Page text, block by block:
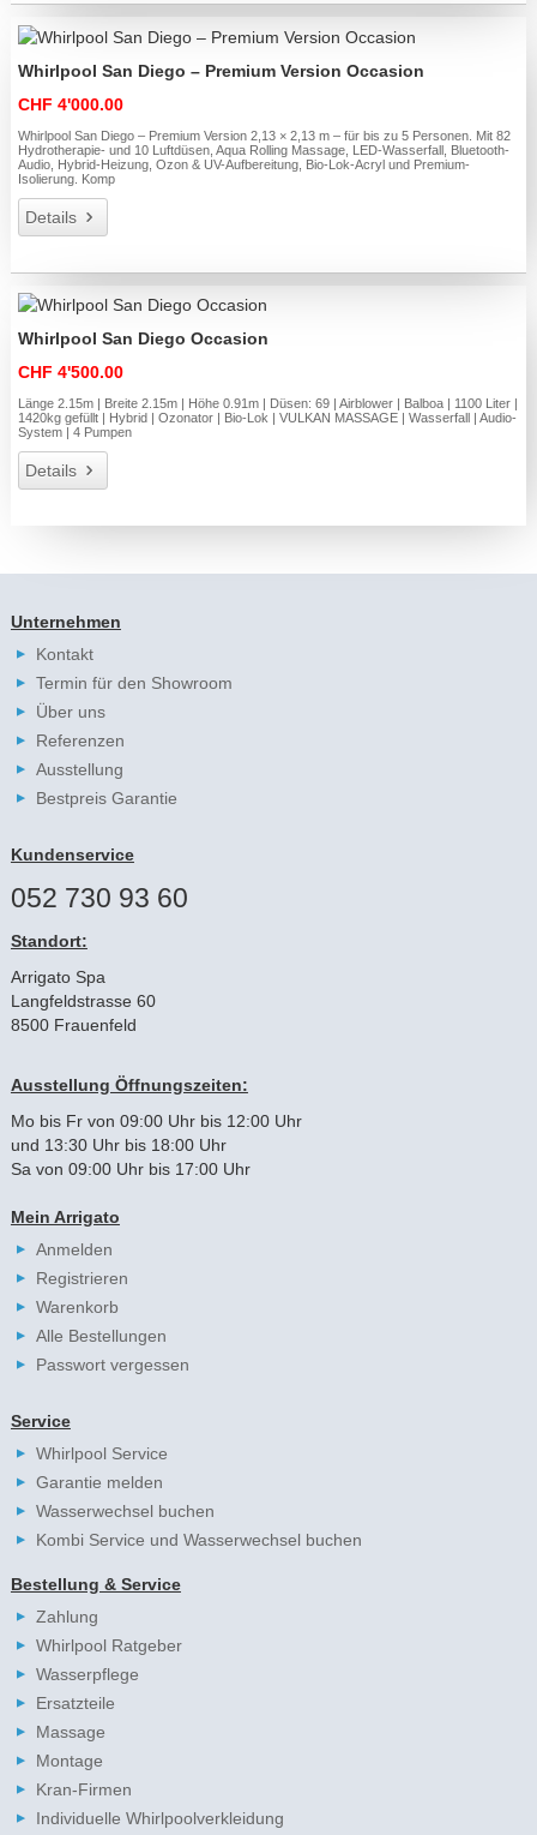
Whirlpool San Diego – Premium Version Occasion
CHF 4'000.00
Whirlpool San Diego – Premium Version 2,13 × 2,13 m – für bis zu 5 Personen. Mit 82
Hydrotherapie- und 10 Luftdüsen, Aqua Rolling Massage, LED-Wasserfall, Bluetooth-
Audio, Hybrid-Heizung, Ozon & UV-Aufbereitung, Bio-Lok-Acryl und Premium-
Isolierung. Komp
Details
Whirlpool San Diego Occasion
CHF 4'500.00
Länge 2.15m | Breite 2.15m | Höhe 0.91m | Düsen: 69 | Airblower | Balboa | 1100 Liter |
1420kg gefüllt | Hybrid | Ozonator | Bio-Lok | VULKAN MASSAGE | Wasserfall | Audio-
System | 4 Pumpen
Details
Unternehmen
Kontakt
Termin für den Showroom
Über uns
Referenzen
Ausstellung
Bestpreis Garantie
Kundenservice
052 730 93 60
Standort:
Arrigato Spa
Langfeldstrasse 60
8500 Frauenfeld
Ausstellung Öffnungszeiten:
Mo bis Fr von 09:00 Uhr bis 12:00 Uhr
und 13:30 Uhr bis 18:00 Uhr
Sa von 09:00 Uhr bis 17:00 Uhr
Mein Arrigato
Anmelden
Registrieren
Warenkorb
Alle Bestellungen
Passwort vergessen
Service
Whirlpool Service
Garantie melden
Wasserwechsel buchen
Kombi Service und Wasserwechsel buchen
Bestellung & Service
Zahlung
Whirlpool Ratgeber
Wasserpflege
Ersatzteile
Massage
Montage
Kran-Firmen
Individuelle Whirlpoolverkleidung